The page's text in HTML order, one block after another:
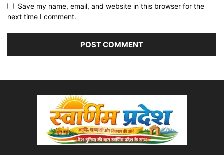
Save my name, email, and website in this browser for the
next time I comment.